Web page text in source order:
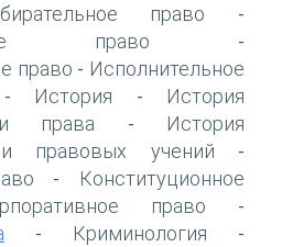
право -
право -
право - Исполнительное
История -
История
права -
История
и правовых учений -
-
Конституционное
право -
- Криминология -